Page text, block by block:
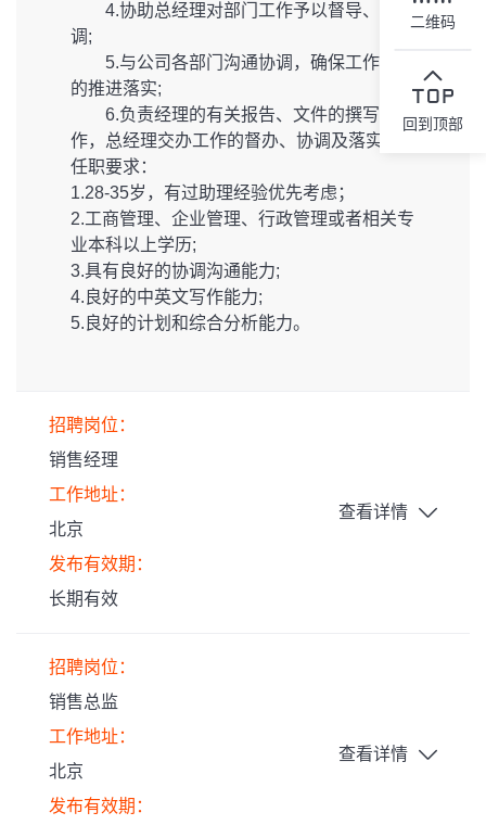
4.协助总经理对部门工作予以督导、协
调;
5.与公司各部门沟通协调，确保工作计划
的推进落实;
6.负责经理的有关报告、文件的撰写工
作，总经理交办工作的督办、协调及落实
任职要求：
1.28-35岁，有过助理经验优先考虑；
2.工商管理、企业管理、行政管理或者相关专
业本科以上学历;
3.具有良好的协调沟通能力;
4.良好的中英文写作能力;
5.良好的计划和综合分析能力。
招聘岗位：
销售经理
工作地址：
北京
发布有效期：
长期有效
查看详情
招聘岗位：
销售总监
工作地址：
北京
发布有效期：
查看详情
二维码
回到顶部